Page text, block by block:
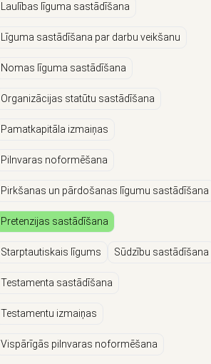
Laulības līguma sastādīšana
Līguma sastādīšana par darbu veikšanu
Nomas līguma sastādīšana
Organizācijas statūtu sastādīšana
Pamatkapitāla izmaiņas
Pilnvaras noformēšana
Pirkšanas un pārdošanas līgumu sastādīšana
Pretenzijas sastādīšana
Starptautiskais līgums Sūdzību sastādīšana
Testamenta sastādīšana
Testamentu izmaiņas
Vispārīgās pilnvaras noformēšana